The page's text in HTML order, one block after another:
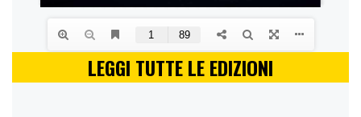
LEGGI TUTTE LE EDIZIONI